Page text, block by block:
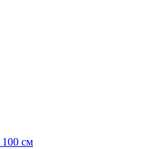
100 см